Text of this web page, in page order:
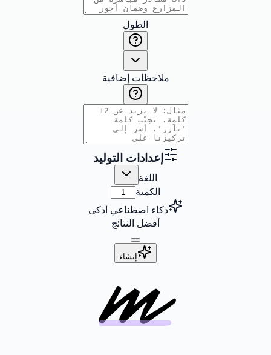
الطول
ملاحظات إضافية
إعدادات التوليد
اللغة
الكمية
ذكاء اصطناعي أذكى
أفضل النتائج
إنشاء